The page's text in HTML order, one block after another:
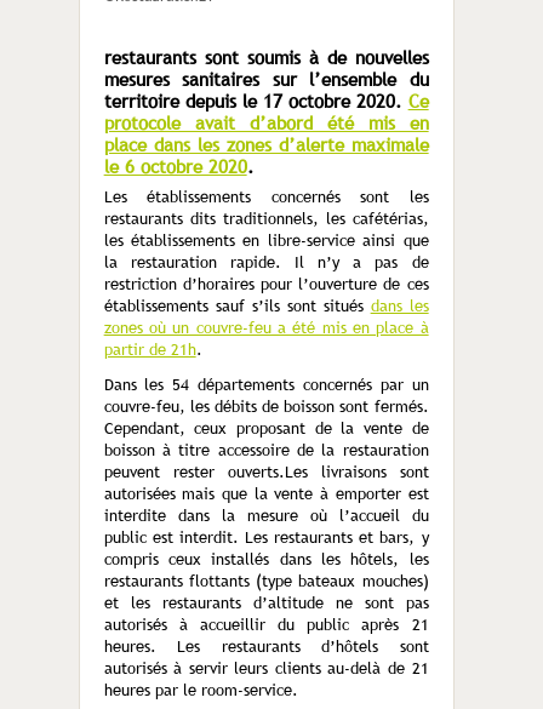
restaurants sont soumis à de nouvelles
mesures sanitaires sur l’ensemble du
territoire depuis le 17 octobre 2020. Ce
protocole avait d’abord été mis en
place dans les zones d’alerte maximale
le 6 octobre 2020.
Les établissements concernés sont les
restaurants dits traditionnels, les cafétérias,
les établissements en libre-service ainsi que
la restauration rapide. Il n’y a pas de
restriction d’horaires pour l’ouverture de ces
établissements sauf s’ils sont situés dans les
zones où un couvre-feu a été mis en place à
partir de 21h.
Dans les 54 départements concernés par un
couvre-feu, les débits de boisson sont fermés.
Cependant, ceux proposant de la vente de
boisson à titre accessoire de la restauration
peuvent rester ouverts.Les livraisons sont
autorisées mais que la vente à emporter est
interdite dans la mesure où l’accueil du
public est interdit. Les restaurants et bars, y
compris ceux installés dans les hôtels, les
restaurants flottants (type bateaux mouches)
et les restaurants d’altitude ne sont pas
autorisés à accueillir du public après 21
heures. Les restaurants d’hôtels sont
autorisés à servir leurs clients au-delà de 21
heures par le room-service.